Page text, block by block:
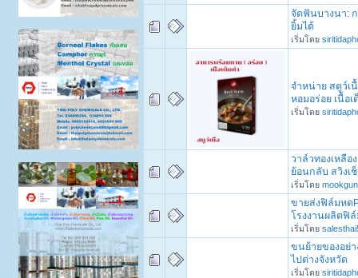
จัดฟันบางนา:
ยิ้มได้
เริ่มโดย
จำหน่าย สตูว์เ
หอมอร่อย เนื้อเ
เริ่มโดย
วาล์วทองเหลือ
ย้อนกลับ สวิงเ
เริ่มโดย
ขายส่งฟิล์มหด
โรงงานผลิตฟิ
เริ่มโดย
ขนย้ายของอย่
ไปต่างจังหวัด
เริ่มโดย